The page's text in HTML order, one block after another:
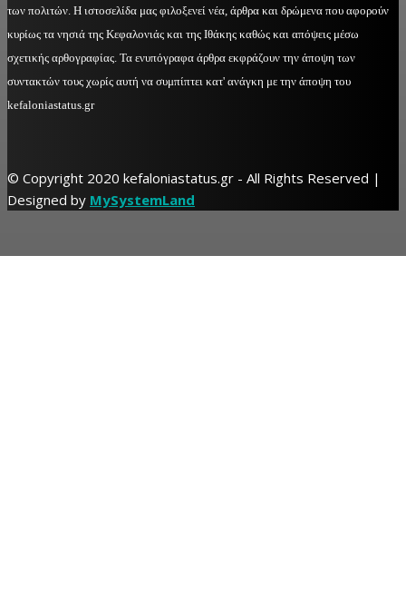
των πολιτών. Η ιστοσελίδα μας φιλοξενεί νέα, άρθρα και δρώμενα που αφορούν
κυρίως τα νησιά της Κεφαλονιάς και της Ιθάκης καθώς και απόψεις μέσω
σχετικής αρθογραφίας. Τα ενυπόγραφα άρθρα εκφράζουν την άποψη των
συντακτών τους χωρίς αυτή να συμπίπτει κατ' ανάγκη με την άποψη του
kefaloniastatus.gr
© Copyright 2020 kefaloniastatus.gr - All Rights Reserved |
Designed by MySystemLand